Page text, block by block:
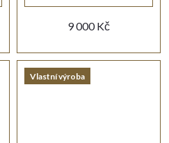
9 000 Kč
Vlastní výroba